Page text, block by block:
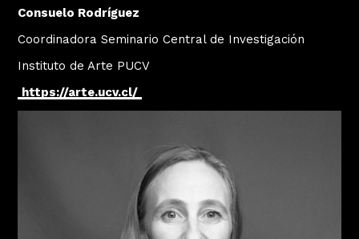
Consuelo Rodríguez
Coordinadora Seminario Central de Investigación
Instituto de Arte PUCV
https://arte.ucv.cl/